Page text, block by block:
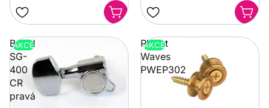
BaCH
SG-
400
CR
pravá
AKCE
Planet
Waves
PWEP302
AKCE